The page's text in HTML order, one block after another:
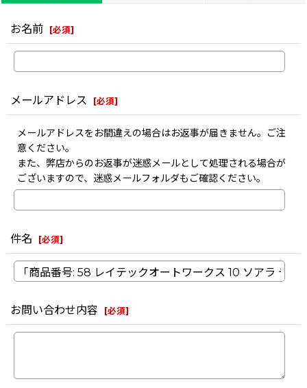
お名前 [必須]
メールアドレス [必須]
メールアドレスをお間違えの場合はお返事が届きません。ご注
意ください。
また、弊店からのお返事が迷惑メールとして処理される場合が
ございますので、迷惑メールフォルダもご確認ください。
件名 [必須]
お問い合わせ内容 [必須]